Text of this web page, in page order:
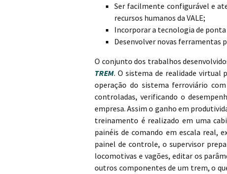
Ser facilmente configurável e
recursos humanos da VALE;
Incorporar a tecnologia de
Desenvolver novas ferramentas
O conjunto dos trabalhos
TREM. O sistema de realidade virtual
operação do sistema ferroviário
controladas, verificando o
empresa. Assim o ganho em
treinamento é realizado em uma
painéis de comando em escala real,
painel de controle, o supervisor
locomotivas e vagões, editar os
outros componentes de um trem, o